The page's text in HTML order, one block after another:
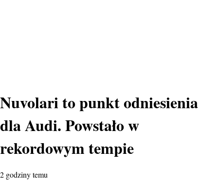
Nuvolari to punkt odniesienia
dla Audi. Powstało w
rekordowym tempie
2 godziny temu